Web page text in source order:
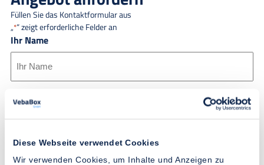
Diese Webseite verwendet Cookies
Wir verwenden Cookies, um Inhalte und Anzeigen zu
Füllen Sie das Kontaktformular aus
„*“ zeigt erforderliche Felder an
Ihr Name
Firmenname
E-Mail Adresse *